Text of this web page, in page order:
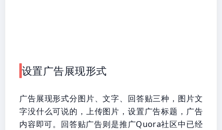
设置广告展现形式
广告展现形式分图片、文字、回答贴三种，图片文
字没什么可说的，上传图片，设置广告标题，广告
内容即可。回答贴广告则是推广Quora社区中已经